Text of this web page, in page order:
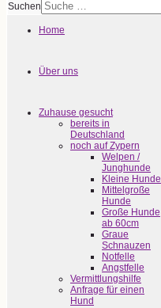
Suchen
Home
Über uns
Zuhause gesucht
bereits in
Deutschland
noch auf Zypern
Welpen /
Junghunde
Kleine Hunde
Mittelgroße
Hunde
Große Hunde
ab 60cm
Graue
Schnauzen
Notfelle
Angstfelle
Vermittlungshilfe
Anfrage für einen
Hund